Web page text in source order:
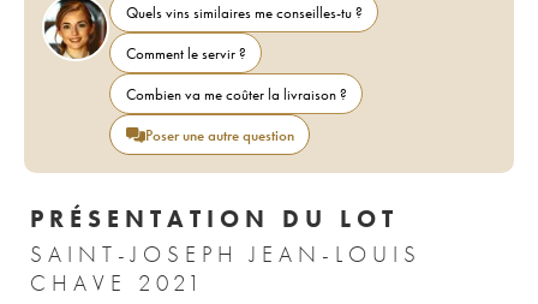
Quels vins similaires me conseilles-tu ?
Comment le servir ?
Combien va me coûter la livraison ?
Poser une autre question
PRÉSENTATION DU LOT
SAINT-JOSEPH JEAN-LOUIS
CHAVE 2021